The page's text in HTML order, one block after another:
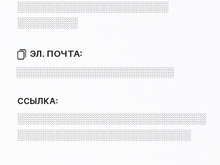
░░░░░░░░░░░░░░░░░░░░
░░░░░░░░
ЭЛ. ПОЧТА:
░░░░░░░░░░░░░░░░░░░░░░░
ССЫЛКА:
░░░░░░░░░░░░░░░░░░░░░░░░░
░░░░░░░░░░░░░░░░░░░░░░░